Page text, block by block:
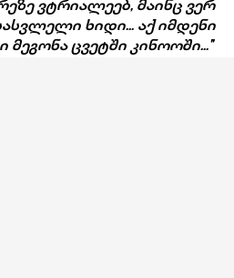
ვტრიალეებ, მაინც ვერ
ხიდი... აქ იმდენი
მეგონა ცვეტში კინოოში...''